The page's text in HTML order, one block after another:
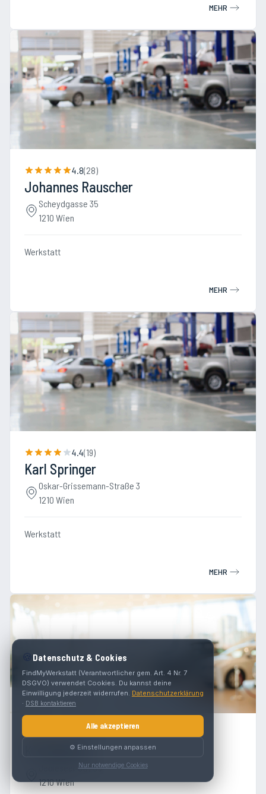
MEHR
4.8(28)
Johannes Rauscher
Scheydgasse 35
1210 Wien
Werkstatt
MEHR
4.4(19)
Karl Springer
Oskar-Grissemann-Straße 3
1210 Wien
Werkstatt
MEHR
4.7(246)
Kfz Bajrami
Jedleseer Str. 55
1210 Wien
🍪 Datenschutz & Cookies
FindMyWerkstatt (Verantwortlicher gem. Art. 4 Nr. 7
DSGVO) verwendet Cookies. Du kannst deine
Einwilligung jederzeit widerrufen. Datenschutzerklärung
· DSB kontaktieren
Alle akzeptieren
⚙️ Einstellungen anpassen
Nur notwendige Cookies